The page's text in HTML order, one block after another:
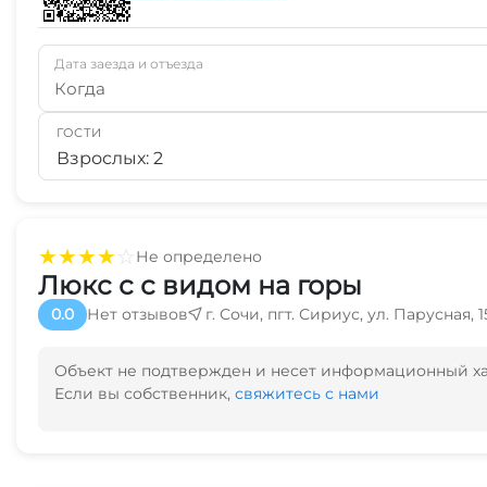
★★★★☆Не определено
Люкс с с видом на горы
0.0 Нет отзывов г. Сочи, пгт. Сириус, ул. Парусная,
Объект не подтвержден и несет информационный
Если вы собственник, свяжитесь с нами
Дата заезда и отъезда
Когда
ГОСТИ
Взрослых: 2